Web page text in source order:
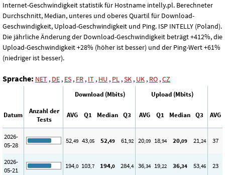
Internet-Geschwindigkeit statistik für Hostname intelly.pl. Berechneter
Durchschnitt, Median, unteres und oberes Quartil für Download-
Geschwindigkeit, Upload-Geschwindigkeit und Ping. ISP INTELLY (Poland).
Die jährliche Änderung der Download-Geschwindigkeit beträgt +412%, die
Upload-Geschwindigkeit +28% (höher ist besser) und der Ping-Wert +61%
(niedriger ist besser).
Sprache: NET , DE , ES , FR , IT , HU , PL ,SK , UK , RO ,CZ
Download (Mbits) Upload (Mbits)
Datum
Anzahl der
Tests
AVG Q1 Median Q3 AVG Q1 Median Q3 AVG
2026-
05-28
52,49 43,05 52,49 61,92 20,09 18,94 20,09 21,24 37
2026-
05-21
194,0 103,7 194,0 284,4 36,34 19,22 36,34 53,46 23